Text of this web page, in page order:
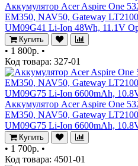
Аккумулятор Acer Aspire One
EM350, NAV50, Gateway
UM09G41 Li-Ion 48Wh, 11.1V
Купить
• 1 800р. •
Код товара: 327-01
Аккумулятор Acer Aspire One
EM350, NAV50, Gateway
UM09G75 Li-Ion 6600mAh,
Купить
• 1 700р. •
Код товара: 4501-01